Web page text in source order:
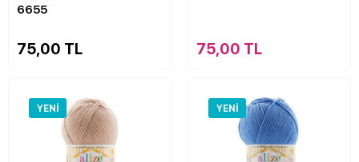
6655
75,00 TL 75,00 TL
YENI YENI